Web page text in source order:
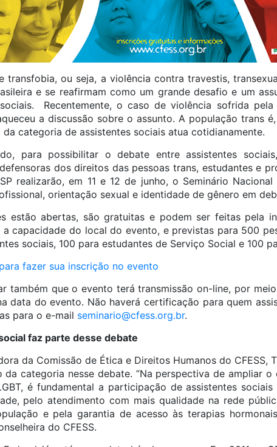
transfobia, ou seja, a violência contra travestis,
e se reafirmam como um grande desafio e um
Recentemente, o caso de violência sofrida
a discussão sobre o assunto. A população trans
da categoria de assistentes sociais atua cotidianamente.
para possibilitar o debate entre assistentes
dos direitos das pessoas trans, estudantes e
realizarão, em 11 e 12 de junho, o Seminário
orientação sexual e identidade de gênero em
estão abertas, são gratuitas e podem ser feitas pela
capacidade do local do evento, e previstas para 500
sociais, 100 para estudantes de Serviço Social e 100
fazer sua inscrição no evento
também que o evento terá transmissão on-line, por
data do evento. Não haverá certificação para quem
para o e-mail seminario@cfess.org.br.
faz parte desse debate
da Comissão de Ética e Direitos Humanos do CFESS,
da categoria nesse debate. ”Na perspectiva de ampliar
é fundamental a participação de assistentes
pelo atendimento com mais qualidade na rede
e pela garantia de acesso às terapias
do CFESS.